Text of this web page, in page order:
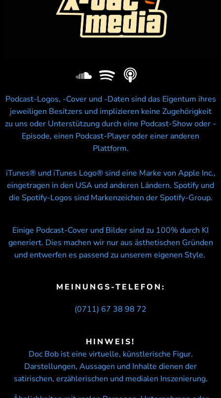
Podcast-Logos, -Cover und -Daten sind das Eigentum ihres
jeweiligen Besitzers und implizieren keine Zugehörigkeit
zu uns oder Unterstützung durch eine Podcast-Show oder -
Episode, einen Podcast-Player oder einer anderen
Plattform.
iTunes® und iTunes Logo® sind eine Marke von Apple Inc.,
eingetragen in den USA und anderen Ländern. Spotify und
die Spotify-Logos sind Markenzeichen der Spotify-Group.
Einige Podcast-Cover und Bilder sind zu 100% durch KI
generiert. Dies machen wir nur aus ästhetischen Gründen
und entwerfen es passend zu unserem eigenen Style.
MEINUNGS-TELEFON:
(0711) 67 38 98 72
HINWEIS!
Doc Bob ist eine virtuelle, künstlerische Figur.
Darstellungen, Aussagen und Inhalte dienen der
satirischen, erzählerischen und medialen Inszenierung.